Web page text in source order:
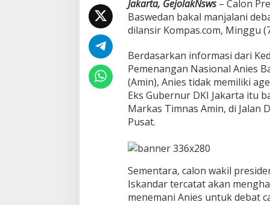
u
l
U
m
a
Jakarta, GejolakNsws– Calon
Baswedan bakal manjalani
dilansir Kompas.com, Minggu
Berdasarkan informasi dari
Pemenangan Nasional Anies
(Amin), Anies tidak memiliki
Eks Gubernur DKI Jakarta itu
Markas Timnas Amin, di Jalan
Pusat.
Sementara, calon wakil
Iskandar tercatat akan
menemani Anies untuk debat